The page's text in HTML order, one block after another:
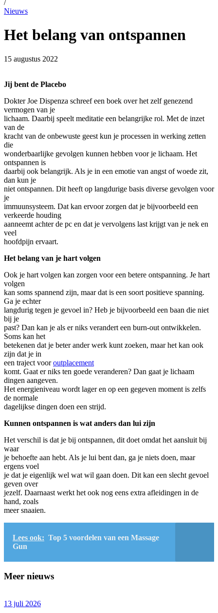
/
Nieuws
Het belang van ontspannen
15 augustus 2022
Jij bent de Placebo
Dokter Joe Dispenza schreef een boek over het zelf genezend
vermogen van je
lichaam. Daarbij speelt meditatie een belangrijke rol. Met de inzet
van de
kracht van de onbewuste geest kun je processen in werking zetten
die
wonderbaarlijke gevolgen kunnen hebben voor je lichaam. Het
ontspannen is
daarbij ook belangrijk. Als je in een emotie van angst of woede zit,
dan kun je
niet ontspannen. Dit heeft op langdurige basis diverse gevolgen voor
je
immuunsysteem. Dat kan ervoor zorgen dat je bijvoorbeeld een
verkeerde houding
aanneemt achter de pc en dat je vervolgens last krijgt van je nek en
veel
hoofdpijn ervaart.
Het belang van je hart volgen
Ook je hart volgen kan zorgen voor een betere ontspanning. Je hart
volgen
kan soms spannend zijn, maar dat is een soort positieve spanning.
Ga je echter
langdurig tegen je gevoel in? Heb je bijvoorbeeld een baan die niet
bij je
past? Dan kan je als er niks verandert een burn-out ontwikkelen.
Soms kan het
betekenen dat je beter ander werk kunt zoeken, maar het kan ook
zijn dat je in
een traject vooroutplacement
komt. Gaat er niks ten goede veranderen? Dan gaat je lichaam
dingen aangeven.
Het energieniveau wordt lager en op een gegeven moment is zelfs
de normale
dagelijkse dingen doen een strijd.
Kunnen ontspannen is wat anders dan lui zijn
Het verschil is dat je bij ontspannen, dit doet omdat het aansluit bij
waar
je behoefte aan hebt. Als je lui bent dan, ga je niets doen, maar
ergens voel
je dat je eigenlijk wel wat wil gaan doen. Dit kan een slecht gevoel
geven over
jezelf. Daarnaast werkt het ook nog eens extra afleidingen in de
hand, zoals
meer snaaien.
Lees ook: Top 5 voordelen van een Massage
Gun
Meer nieuws
13 juli 2026